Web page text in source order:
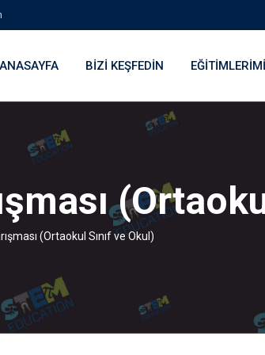
ANASAYFA BIZI KEŞFEDIN
(Ortaokul Sınıf ve Okul)